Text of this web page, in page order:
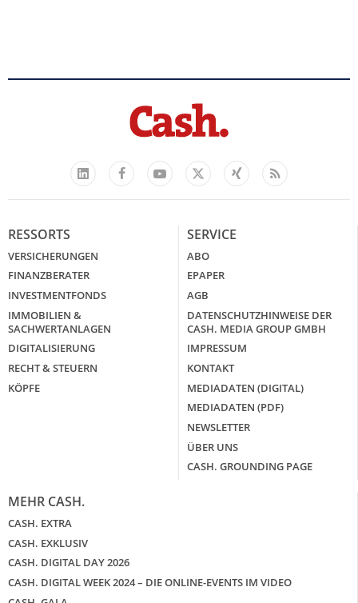
LinkedIn
FacebookYouTube
X
Xing Feed
RESSORTS
VERSICHERUNGEN
FINANZBERATER
INVESTMENTFONDS
IMMOBILIEN &
SACHWERTANLAGEN
DIGITALISIERUNG
RECHT & STEUERN
KÖPFE
SERVICE
ABO
EPAPER
AGB
DATENSCHUTZHINWEISE DER
CASH. MEDIA GROUP GMBH
IMPRESSUM
KONTAKT
MEDIADATEN (DIGITAL)
MEDIADATEN (PDF)
NEWSLETTER
ÜBER UNS
CASH. GROUNDING PAGE
MEHR CASH.
CASH. EXTRA
CASH. EXKLUSIV
CASH. DIGITAL DAY 2026
CASH. DIGITAL WEEK 2024 – DIE ONLINE-EVENTS IM VIDEO